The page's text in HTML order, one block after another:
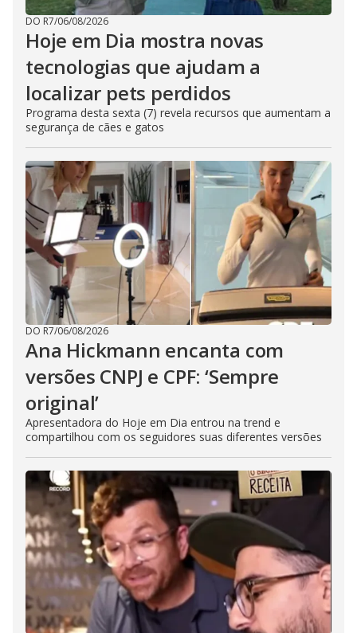
DO R7/06/08/2026
Hoje em Dia mostra novas
tecnologias que ajudam a
localizar pets perdidos
Programa desta sexta (7) revela recursos que aumentam a
segurança de cães e gatos
DO R7/06/08/2026
Ana Hickmann encanta com
versões CNPJ e CPF: ‘Sempre
original’
Apresentadora do Hoje em Dia entrou na trend e
compartilhou com os seguidores suas diferentes versões